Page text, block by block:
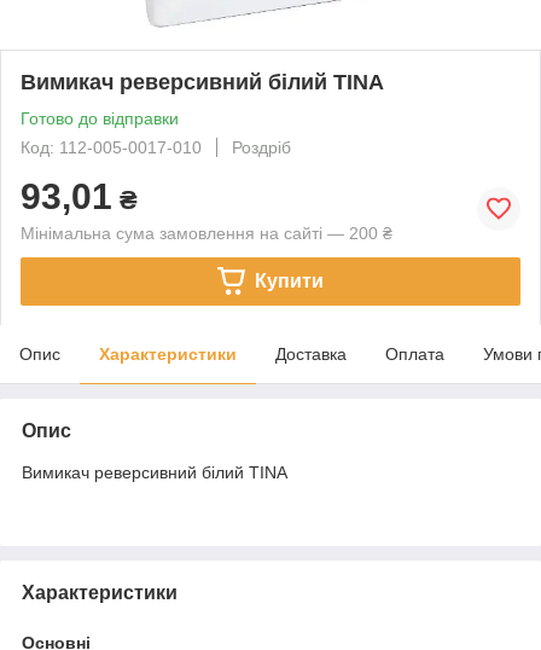
Вимикач реверсивний білий TINA
Готово до відправки
Код: 112-005-0017-010
Роздріб
93,01 ₴
Мінімальна сума замовлення на сайті — 200 ₴
Купити
Опис Характеристики Доставка Оплата Умови
Опис
Вимикач реверсивний білий TINA
Характеристики
Основні